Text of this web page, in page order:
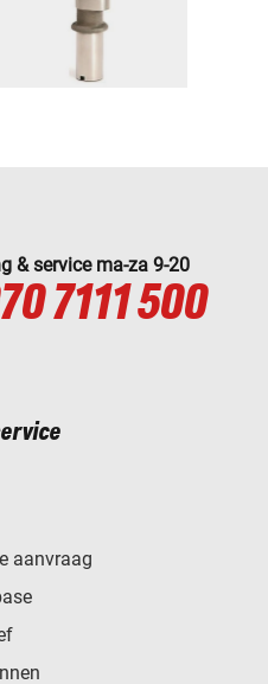
& service ma-za 9-20
7111 500
aanvraag